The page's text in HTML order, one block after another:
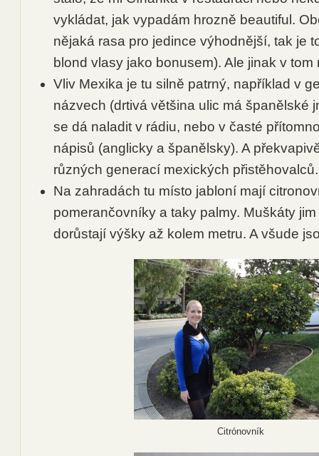
vykládat, jak vypadám hrozně beautiful.
nějaká rasa pro jedince výhodnější, tak je
blond vlasy jako bonusem). Ale jinak v
Vliv Mexika je tu silně patrný, například v
názvech (drtivá většina ulic má španělské
se dá naladit v rádiu, nebo v časté
nápisů (anglicky a španělsky). A
různých generací mexických přistěhovalců.
Na zahradách tu místo jabloní mají
pomerančovníky a taky palmy. Muškáty
dorůstají výšky až kolem metru. A všude
Citrónovník